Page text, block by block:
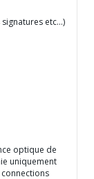
etc…)
optique de
uniquement